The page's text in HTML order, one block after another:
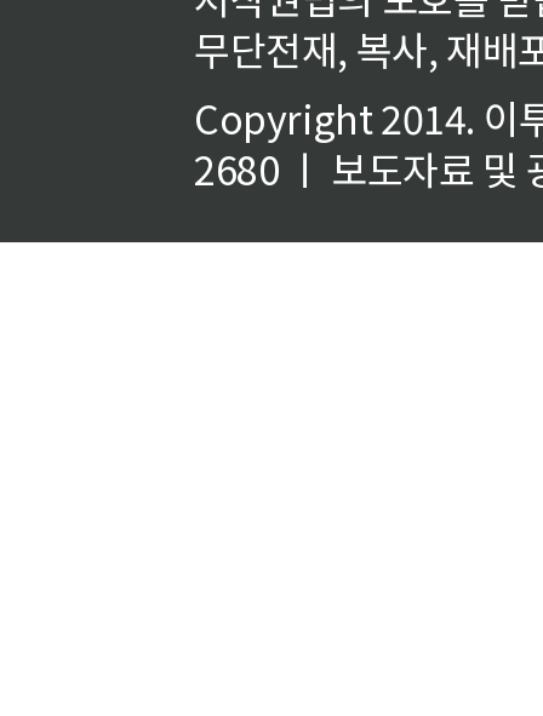
무단전재, 복사, 재배
Copyright 2014. 이
2680 ㅣ 보도자료